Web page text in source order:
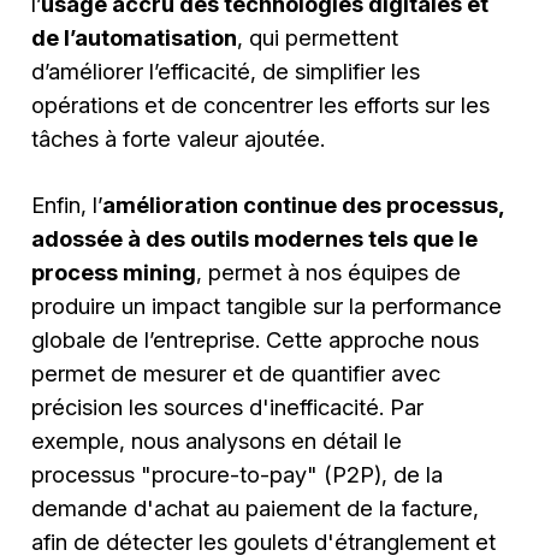
de l’automatisation, qui permettent
d’améliorer l’efficacité, de simplifier les
opérations et de concentrer les efforts sur les
tâches à forte valeur ajoutée.
Enfin, l’amélioration continue des processus,
adossée à des outils modernes tels que le
process mining, permet à nos équipes de
produire un impact tangible sur la performance
globale de l’entreprise. Cette approche nous
permet de mesurer et de quantifier avec
précision les sources d'inefficacité. Par
exemple, nous analysons en détail le
processus "procure-to-pay" (P2P), de la
demande d'achat au paiement de la facture,
afin de détecter les goulets d'étranglement et